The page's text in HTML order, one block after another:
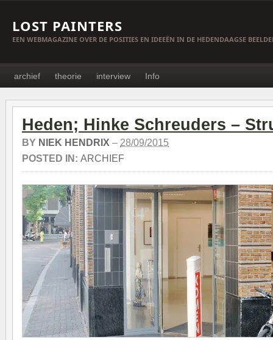
LOST PAINTERS
EEN WEBMAGAZINE OVER DE POSITIES EN IDEEËN IN DE HEDENDAAGSE
archief theorie interview Info
Heden; Hinke Schreuders –
BY NIEK HENDRIX – 28/09/2015
POSTED IN: ARCHIEF